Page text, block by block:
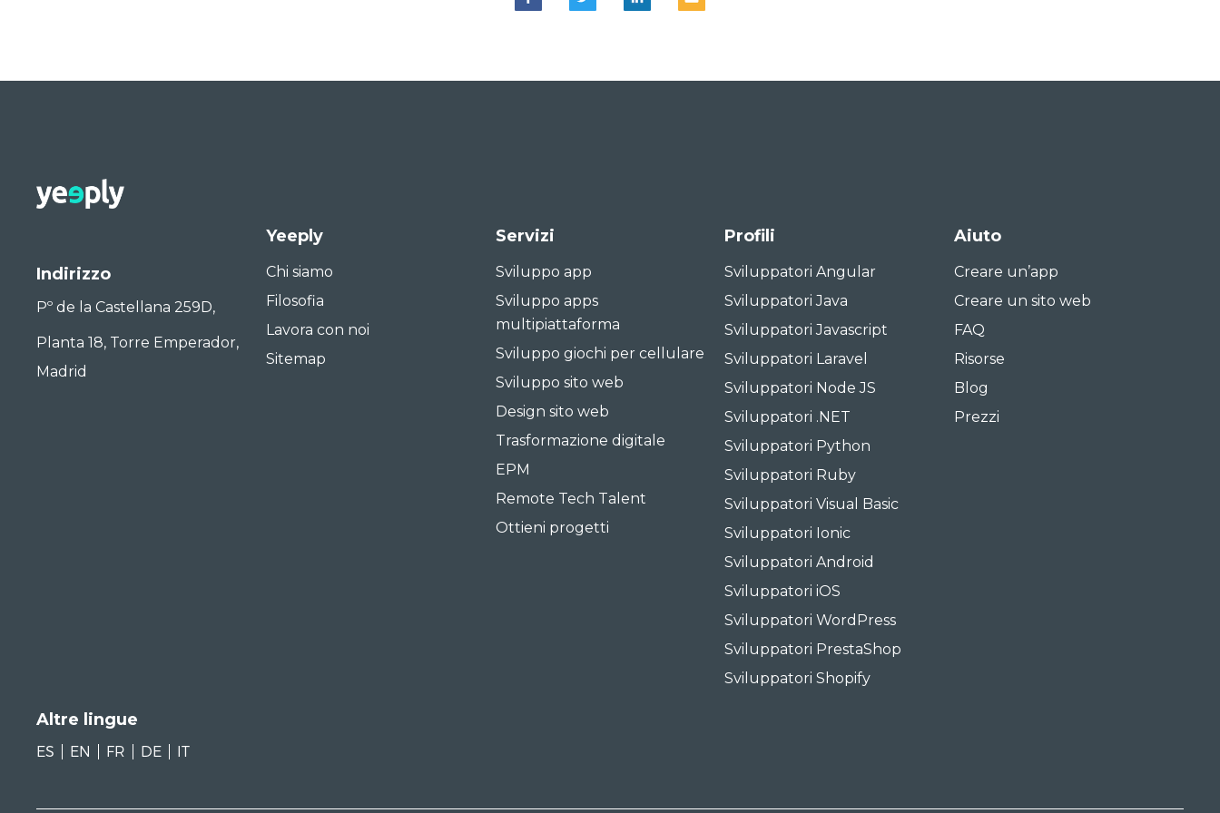
Indirizzo
Pº de la Castellana 259D,
Planta 18, Torre Emperador,
Madrid
Yeeply
Chi siamo
Filosofia
Lavora con noi
Sitemap
Servizi
Sviluppo app
Sviluppo apps
multipiattaforma
Sviluppo giochi per cellulare
Sviluppo sito web
Design sito web
Trasformazione digitale
EPM
Remote Tech Talent
Ottieni progetti
Profili
Sviluppatori Angular
Sviluppatori Java
Sviluppatori Javascript
Sviluppatori Laravel
Sviluppatori Node JS
Sviluppatori .NET
Sviluppatori Python
Sviluppatori Ruby
Sviluppatori Visual Basic
Sviluppatori Ionic
Sviluppatori Android
Sviluppatori iOS
Sviluppatori WordPress
Sviluppatori PrestaShop
Sviluppatori Shopify
Aiuto
Creare un’app
Creare un sito web
FAQ
Risorse
Blog
Prezzi
Altre lingue
ES EN FR DE IT